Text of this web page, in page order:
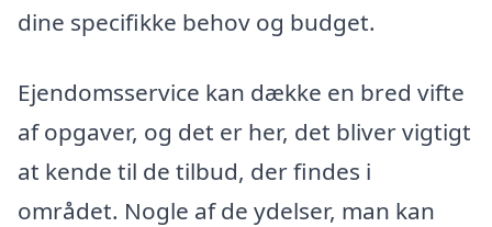
dine specifikke behov og budget.
Ejendomsservice kan dække en bred vifte
af opgaver, og det er her, det bliver vigtigt
at kende til de tilbud, der findes i
området. Nogle af de ydelser, man kan